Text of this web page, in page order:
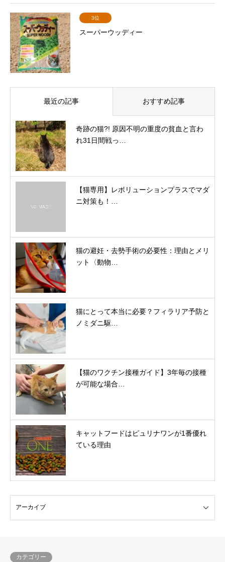
3位
スーパーウッディー
最近の記事 おすすめ記事
奇跡の猫?! 原因不明の重度の貧血と言わ
れ31日間戦っ…
【猫専用】レボリューションプラスでマダ
ニ対策も！…
猫の避妊・去勢手術の必要性：理由とメリ
ット〈動物…
猫にとって本当に必要？フィラリア予防と
ノミダニ駆…
【猫のワクチン接種ガイド】3年毎の接種
が可能な場合…
キャットフードはピュリナワンが1番優れ
ている理由
カテゴリー